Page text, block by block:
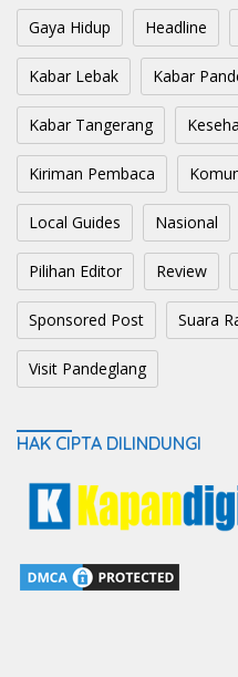
Gaya Hidup Headline
Kabar Lebak Kabar
Kabar Tangerang
Kiriman Pembaca
Local Guides Nasional
Pilihan Editor Review
Sponsored Post Suara
Visit Pandeglang
HAK CIPTA DILINDUNGI